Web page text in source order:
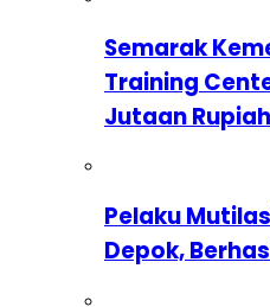
Semarak
Training
Jutaan Rupiah
Pelaku
Depok,